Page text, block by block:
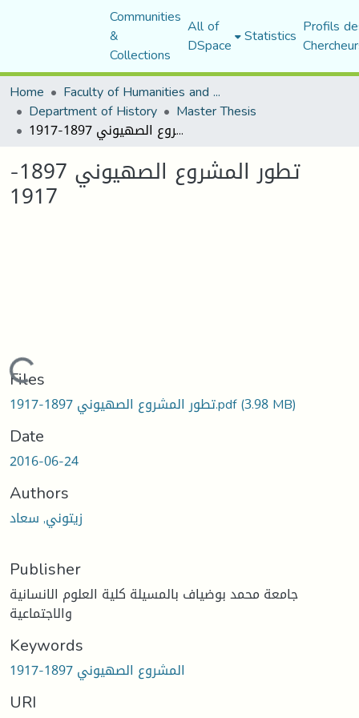
Communities
&
Collections
All of
DSpace Statistics Profils
Home
Faculty of Humanities and Social Sciences
Department of History Master Thesis
تطور المشروع الصهيوني 1897-1917
تطور المشروع الصهيوني 1897-
1917
Loading...
Files
تطور المشروع الصهيوني 1897-1917.pdf(3.98 MB)
Date
2016-06-24
Authors
زيتوني, سعاد
Publisher
جامعة محمد بوضياف بالمسيلة كلية العلوم الانسانية
والاجتماعية
Keywords
المشروع الصهيوني 1897-1917
URI